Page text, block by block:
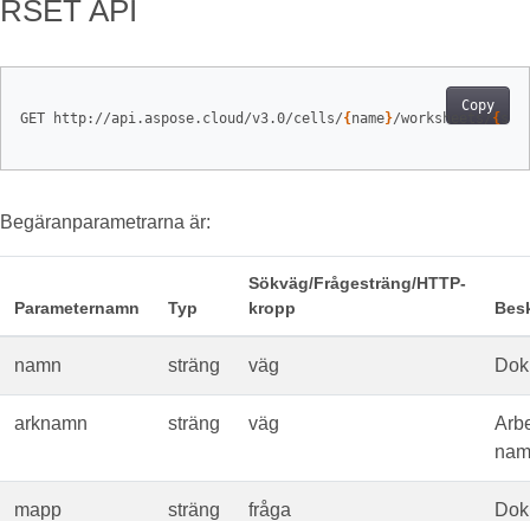
RSET API
Copy
GET http://api.aspose.cloud/v3.0/cells/{ name}/worksheets/ {
Begäranparametrarna är:
Parameternamn Typ
Sökväg/Frågesträng/HTTP-
kropp
namn sträng väg
arknamn sträng väg
mapp sträng fråga